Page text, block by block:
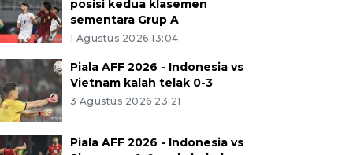
posisi kedua klasemen
sementara Grup A
1 Agustus 2026 13:04
Piala AFF 2026 - Indonesia vs
Vietnam kalah telak 0-3
3 Agustus 2026 23:21
Piala AFF 2026 - Indonesia vs